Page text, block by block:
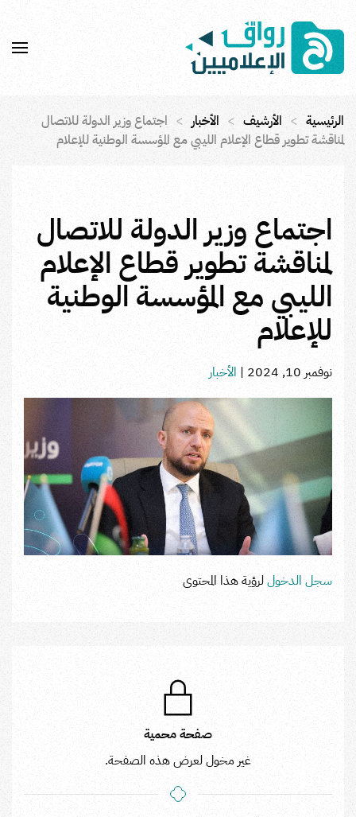
Skip to main content
الرئيسية الأرشيف الأخبار
اجتماع وزير الدولة للاتصال
لمناقشة تطوير قطاع الإعلام الليبي مع المؤسسة الوطنية للإعلام
اجتماع وزير الدولة للاتصال
لمناقشة تطوير قطاع الإعلام
الليبي مع المؤسسة الوطنية
للإعلام
نوفمبر 10, 2024 | الأخبار
سجل الدخوللرؤية هذا المحتوى
صفحة محمية
غير مخول لعرض هذه الصفحة.